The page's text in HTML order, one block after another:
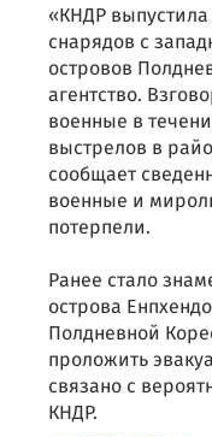
«КНДР
снарядов с
островов
агентство.
военные в
выстрелов в
сообщает
военные и
потерпели.
Ранее стало
острова
Полдневной
проложить
связано с
КНДР.